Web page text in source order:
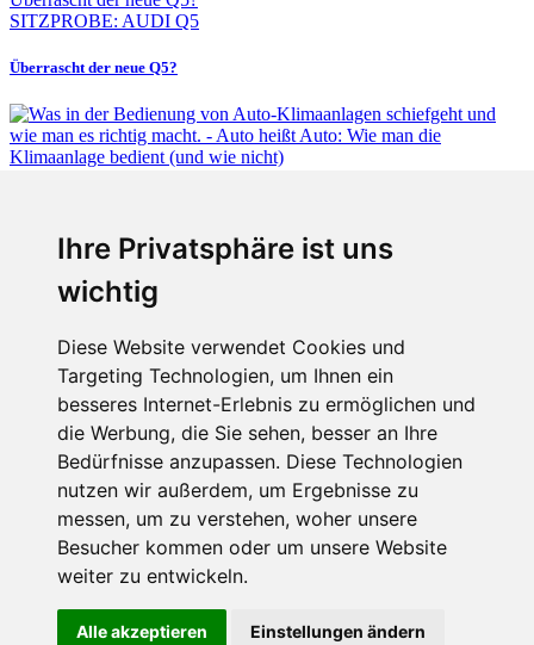
Ihre Privatsphäre ist uns
wichtig
Diese Website verwendet Cookies und
Targeting Technologien, um Ihnen ein
besseres Internet-Erlebnis zu ermöglichen und
die Werbung, die Sie sehen, besser an Ihre
Bedürfnisse anzupassen. Diese Technologien
nutzen wir außerdem, um Ergebnisse zu
messen, um zu verstehen, woher unsere
Besucher kommen oder um unsere Website
weiter zu entwickeln.
Alle akzeptieren Einstellungen ändern
SITZPROBE: AUDI Q5
Überrascht der neue Q5?
Auto heißt Auto: Wie man die Klimaanlage bedient (und wie nicht)
Fabian Steiner
Der großen Katzensprung mit dem Jaguar Type 01
Menschen in Bewegung
Sophia Flörsch, Rennfahrerin